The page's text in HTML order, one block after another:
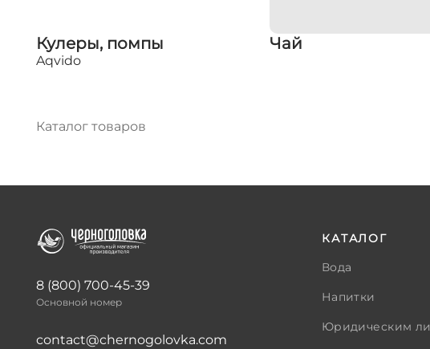
Кулеры, помпы
Aqvido
Чай
Каталог товаров
8 (800) 700-45-39
Основной номер
contact@chernogolovka.com
КАТАЛОГ
Вода
Напитки
Юридическим